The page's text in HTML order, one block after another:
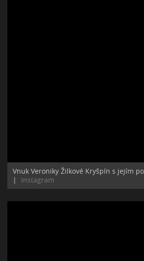
Vnuk Veroniky Žilkové Kryšpín s jejím
|
Instagram